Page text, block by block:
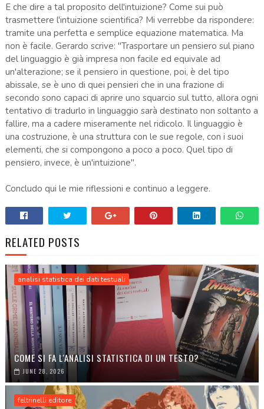
E che dire a tal proposito dell'intuizione? Come sui può
trasmettere l'intuizione scientifica? Mi verrebbe da rispondere:
tramite una perfetta e semplice equazione matematica. Ma
non è facile. Gerardo scrive: "Trasportare un pensiero sul piano
del linguaggio è già impresa non facile ed equivale ad
un'alterazione; se il pensiero in questione, poi, è del tipo
abissale, se è uno di quei pensieri che in una frazione di
secondo sono capaci di aprire uno squarcio sul tutto, allora ogni
tentativo di tradurlo in linguaggio sarà destinato non soltanto a
fallire, ma a cadere miseramente nel ridicolo. Il linguaggio è
una costruzione, è una struttura con le sue regole, con i suoi
elementi, che si compongono a poco a poco. Quel tipo di
pensiero, invece, è un'intuizione".
Concludo qui le mie riflessioni e continuo a leggere.
RELATED POSTS
analisi statistica dei dati testuali
COME SI FA L'ANALISI STATISTICA DI UN TESTO?
JUNE 28, 2026
feltrinelli editore